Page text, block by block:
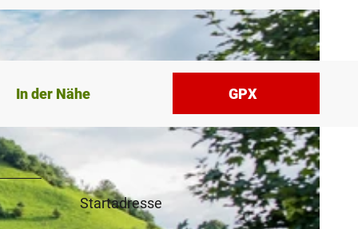
In der Nähe GPX
Startadresse